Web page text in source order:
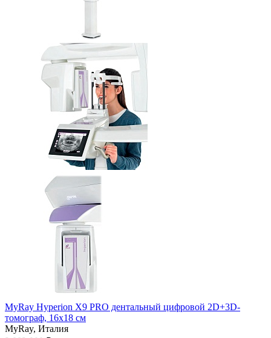
MyRay Hyperion X9 PRO дентальный цифровой 2D+3D-
томограф, 16х18 см
MyRay, Италия